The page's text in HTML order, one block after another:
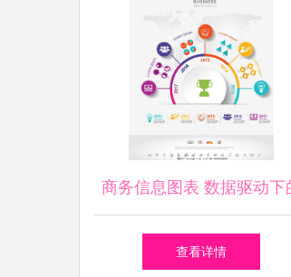
商务信息图表 数据驱动下
业务运营全景洞察
查看详情